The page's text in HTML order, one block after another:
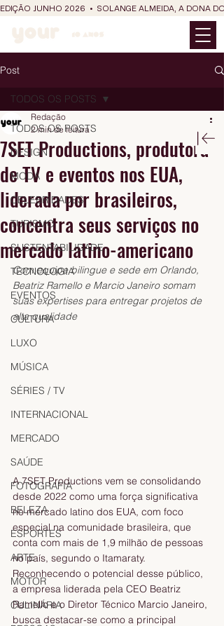
EDIÇÃO JUNHO 2026  •  SOLANGE ALMEIDA, A DONA
Post
TODOS OS POSTS
DESIGN
MODA
CELEBRIDADES
TURISMO
SUSTENTABILIDADE
TECNOLOGIA
EVENTOS
CULTURA
LUXO
MÚSICA
SÉRIES / TV
INTERNACIONAL
MERCADO
SAÚDE
FOTOGRAFIA
BELEZA
ESPORTES
ARTE
MOTOR
CULINÁRIA
TODOS OS POSTS
7SET Productions, produtora
de TV e eventos nos EUA,
liderada por brasileiros,
concentra seus serviços no
mercado latino-americano
Redação
2 min de leitura
Com equipe bilingue e sede em Orlando,
Beatriz Ramello e Marcio Janeiro somam
suas expertises para entregar projetos de
alta qualidade
A 7SET Productions vem se consolidando
desde 2022 como uma força significativa
no mercado latino dos EUA, com foco
especial na comunidade brasileira, que
conta com mais de 1,9 milhão de pessoas
no país, segundo o Itamaraty.
Reconhecendo o potencial desse público,
a empresa liderada pela CEO Beatriz
Ramello e o Diretor Técnico Marcio Janeiro,
busca destacar-se como a principal